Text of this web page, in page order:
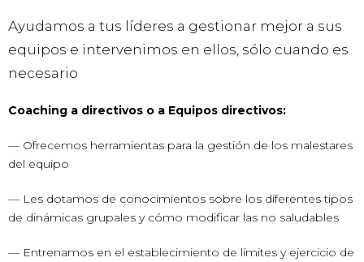
Ayudamos a tus líderes a gestionar mejor a sus
equipos e intervenimos en ellos, sólo cuando es
necesario
Coaching a directivos o a Equipos directivos:
— Ofrecemos herramientas para la gestión de los malestares
del equipo
— Les dotamos de conocimientos sobre los diferentes tipos
de dinámicas grupales y cómo modificar las no saludables
— Entrenamos en el establecimiento de límites y ejercicio de